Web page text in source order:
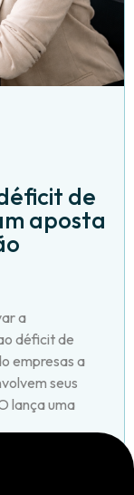
de
aposta
a
déficit de
empresas a
seus
lança uma